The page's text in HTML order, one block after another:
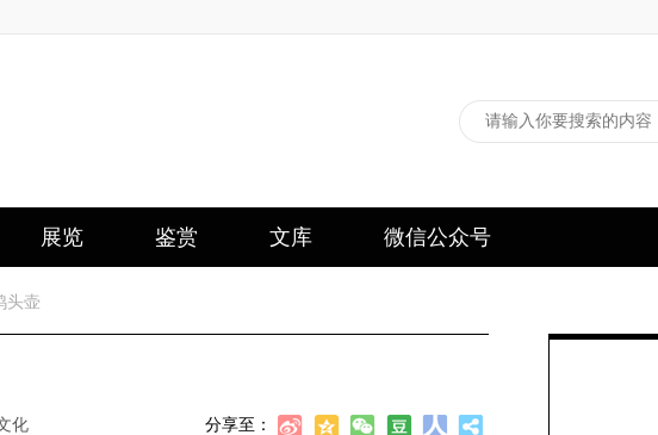
展览 鉴赏 文库 微信公众号
头壶
化 分享至：